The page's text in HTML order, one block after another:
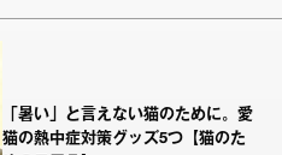
「暑い」と言えない猫のために。愛
猫の熱中症対策グッズ5つ【猫のた